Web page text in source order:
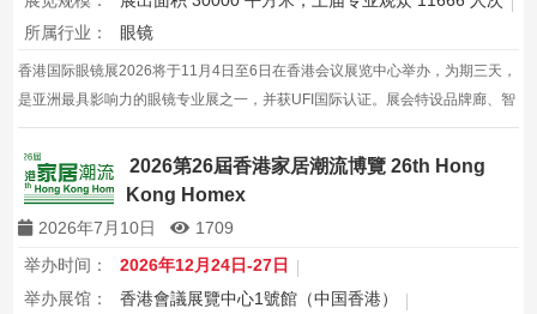
所属行业：
眼镜
香港国际眼镜展2026将于11月4日至6日在香港会议展览中心举办，为期三天，
是亚洲最具影响力的眼镜专业展之一，并获UFI国际认证。展会特设品牌廊、智
能眼镜专区与多国展馆，汇聚全球视光产品供应商，并配套眼镜汇演与行业论
坛，为展商与买家创造高效的跨境商贸与合作机…
2026第26屆香港家居潮流博覽 26th Hong
Kong Homex
2026年7月10日
1709
举办时间：
2026年12月24日-27日
举办展馆：
香港會議展覽中心1號館（中国香港）